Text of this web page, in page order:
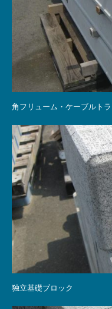
角フリューム・ケーブルト
独立基礎ブロック